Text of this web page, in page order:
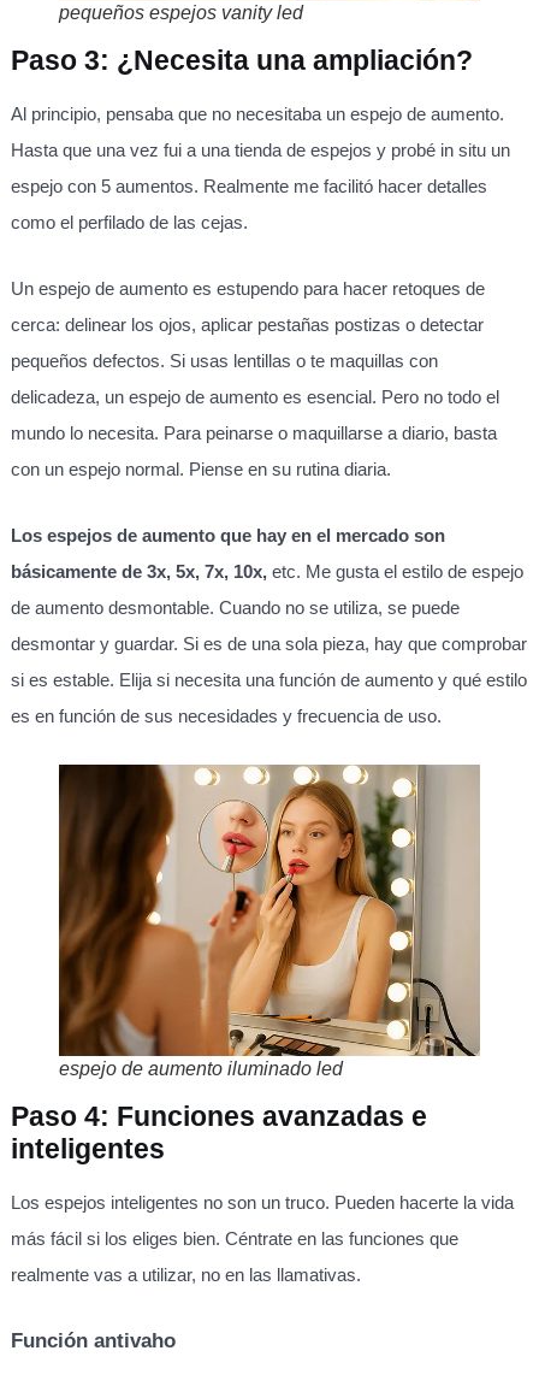
pequeños espejos vanity led
Paso 3: ¿Necesita una ampliación?
Al principio, pensaba que no necesitaba un espejo de aumento.
Hasta que una vez fui a una tienda de espejos y probé in situ un
espejo con 5 aumentos. Realmente me facilitó hacer detalles
como el perfilado de las cejas.
Un espejo de aumento es estupendo para hacer retoques de
cerca: delinear los ojos, aplicar pestañas postizas o detectar
pequeños defectos. Si usas lentillas o te maquillas con
delicadeza, un espejo de aumento es esencial. Pero no todo el
mundo lo necesita. Para peinarse o maquillarse a diario, basta
con un espejo normal. Piense en su rutina diaria.
Los espejos de aumento que hay en el mercado son
básicamente de 3x, 5x, 7x, 10x, etc. Me gusta el estilo de espejo
de aumento desmontable. Cuando no se utiliza, se puede
desmontar y guardar. Si es de una sola pieza, hay que comprobar
si es estable. Elija si necesita una función de aumento y qué estilo
es en función de sus necesidades y frecuencia de uso.
espejo de aumento iluminado led
Paso 4: Funciones avanzadas e
inteligentes
Los espejos inteligentes no son un truco. Pueden hacerte la vida
más fácil si los eliges bien. Céntrate en las funciones que
realmente vas a utilizar, no en las llamativas.
Función antivaho